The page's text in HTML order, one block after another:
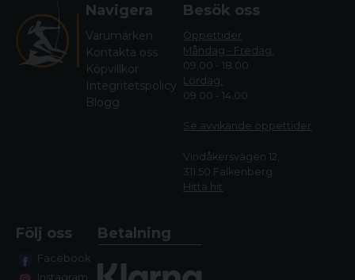
Navigera
Varumärken
Kontakta oss
Köpvillkor
Integritetspolicy
Blogg
Besök oss
Öppettider
Måndag - Fredag:
09.00 - 18.00
Lördag:
09.00 - 14.00
Se avvikande öppettider
Vindåkersvägen 12,
311 50 Falkenberg
Hitta hit
Följ oss
Facebook
Instagram
Betalning